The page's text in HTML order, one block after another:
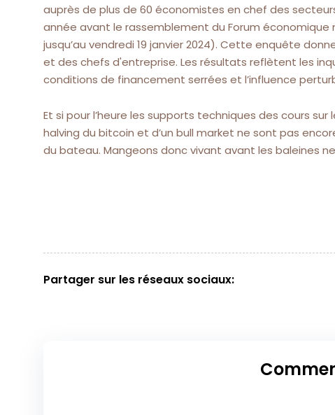
auprès de plus de 60 économistes en chef des
année avant le rassemblement du Forum économique
jusqu’au vendredi 19 janvier 2024). Cette enquête
et des chefs d'entreprise. Les résultats reflètent les
conditions de financement serrées et l’influence
Et si pour l’heure les supports techniques des cours
halving du bitcoin et d’un bull market ne sont pas
du bateau. Mangeons donc vivant avant les baleines
Partager sur les réseaux sociaux: